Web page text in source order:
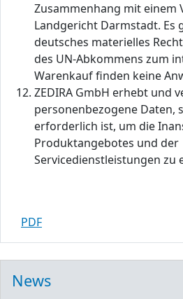
Zusammenhang mit einem
Landgericht Darmstadt. Es
deutsches materielles
des UN-Abkommens zum
Warenkauf finden keine
ZEDIRA GmbH erhebt und
personenbezogene Daten,
erforderlich ist, um die
Produktangebotes und der
Servicedienstleistungen zu
PDF
News